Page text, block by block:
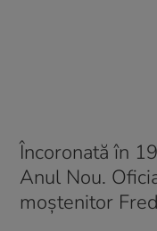
Încoronată în
Anul Nou.
moștenitor